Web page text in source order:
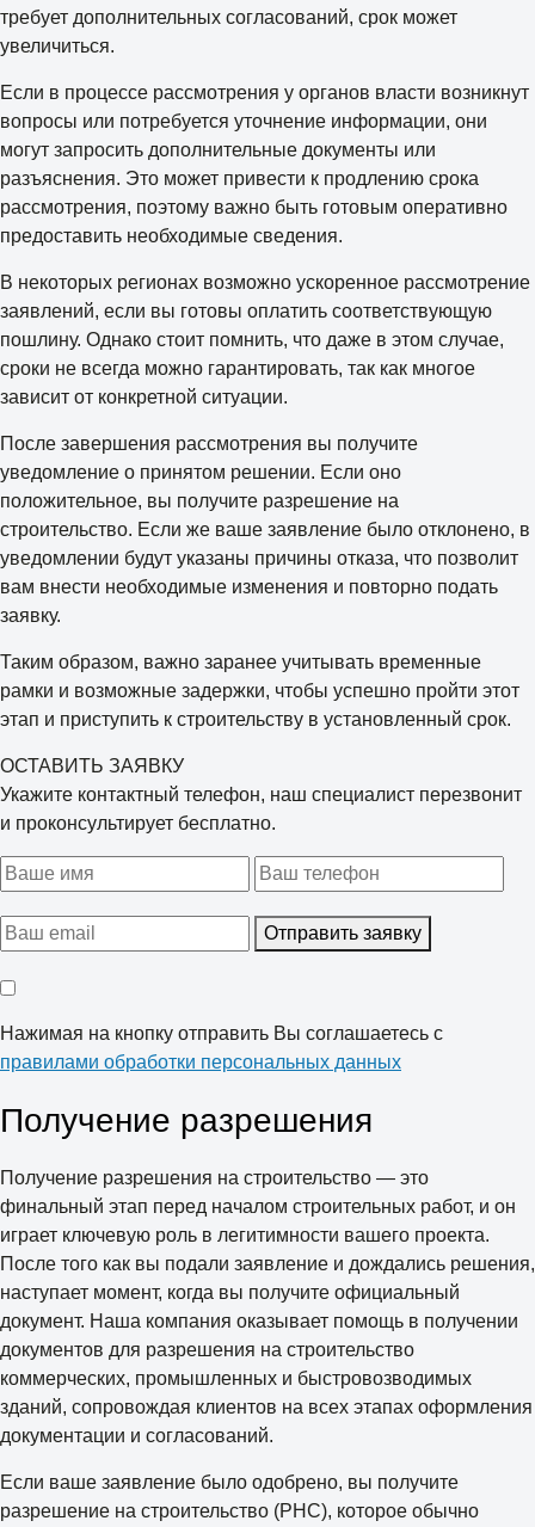
требует дополнительных согласований, срок может
увеличиться.
Если в процессе рассмотрения у органов власти возникнут
вопросы или потребуется уточнение информации, они
могут запросить дополнительные документы или
разъяснения. Это может привести к продлению срока
рассмотрения, поэтому важно быть готовым оперативно
предоставить необходимые сведения.
В некоторых регионах возможно ускоренное рассмотрение
заявлений, если вы готовы оплатить соответствующую
пошлину. Однако стоит помнить, что даже в этом случае,
сроки не всегда можно гарантировать, так как многое
зависит от конкретной ситуации.
После завершения рассмотрения вы получите
уведомление о принятом решении. Если оно
положительное, вы получите разрешение на
строительство. Если же ваше заявление было отклонено, в
уведомлении будут указаны причины отказа, что позволит
вам внести необходимые изменения и повторно подать
заявку.
Таким образом, важно заранее учитывать временные
рамки и возможные задержки, чтобы успешно пройти этот
этап и приступить к строительству в установленный срок.
ОСТАВИТЬ ЗАЯВКУ
Укажите контактный телефон, наш специалист перезвонит
и проконсультирует бесплатно.
Отправить заявку
Нажимая на кнопку отправить Вы соглашаетесь с
правилами обработки персональных данных
Получение разрешения
Получение разрешения на строительство — это
финальный этап перед началом строительных работ, и он
играет ключевую роль в легитимности вашего проекта.
После того как вы подали заявление и дождались решения,
наступает момент, когда вы получите официальный
документ. Наша компания оказывает помощь в получении
документов для разрешения на строительство
коммерческих, промышленных и быстровозводимых
зданий, сопровождая клиентов на всех этапах оформления
документации и согласований.
Если ваше заявление было одобрено, вы получите
разрешение на строительство (РНС), которое обычно